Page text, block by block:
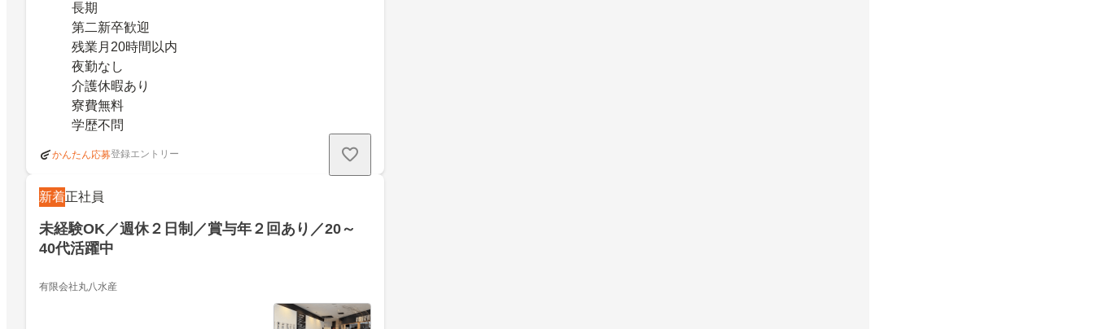
長期
第二新卒歓迎
残業月20時間以内
夜勤なし
介護休暇あり
寮費無料
学歴不問
かんたん応募登録エントリー
新着正社員
未経験OK／週休２日制／賞与年２回あり／20～
40代活躍中
有限会社丸八水産